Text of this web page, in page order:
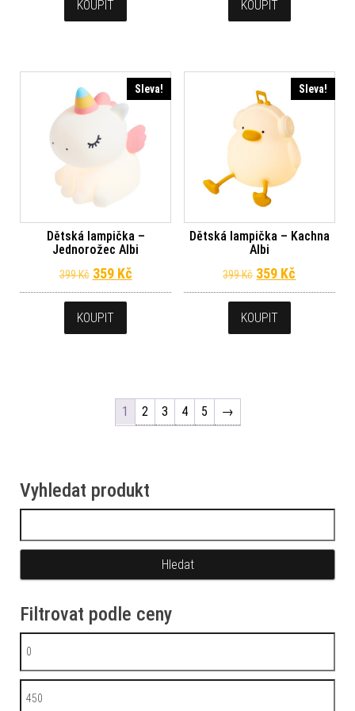
KOUPIT KOUPIT
Sleva!
Dětská lampička –
Jednorožec Albi
399Kč Původní cena byla: 399 Kč.
359 KčAktuální cena je: 359 Kč.
KOUPIT
Sleva!
Dětská lampička – Kachna
Albi
399Kč Původní cena
359 Kč
KOUPIT
1 2 3 4 5 →
Vyhledat produkt
Filtrovat podle ceny
Minimální cena
Maximální cena